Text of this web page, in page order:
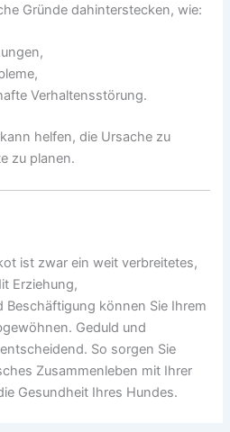
Gründe dahinterstecken, wie:
Verhaltensstörung.
helfen, die Ursache zu
zu planen.
ist zwar ein weit verbreitetes,
Erziehung,
können Sie Ihrem
Geduld und
So sorgen Sie
Zusammenleben mit Ihrer
Gesundheit Ihres Hundes.